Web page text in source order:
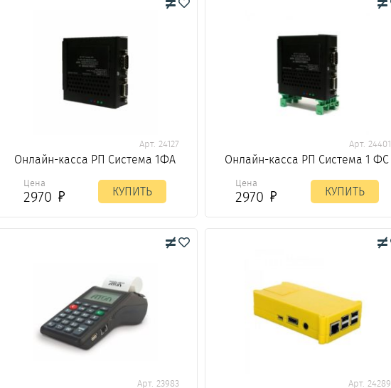
Арт. 24127
Онлайн-касса РП Система 1ФА
Цена
2970 КУПИТЬ
Арт. 24401
Онлайн-касса РП Система 1 ФС
Цена
2970 КУПИТЬ
Арт. 23983 Арт. 24289